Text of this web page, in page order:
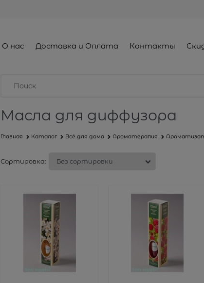
О нас Доставка и Оплата Контакты
Масла для диффузора
Главная Каталог Всё для дома Ароматерапия
Сортировка: